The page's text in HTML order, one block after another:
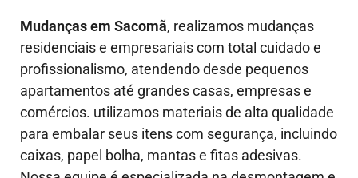
Mudanças em Sacomã, realizamos mudanças
residenciais e empresariais com total cuidado e
profissionalismo, atendendo desde pequenos
apartamentos até grandes casas, empresas e
comércios. utilizamos materiais de alta qualidade
para embalar seus itens com segurança, incluindo
caixas, papel bolha, mantas e fitas adesivas.